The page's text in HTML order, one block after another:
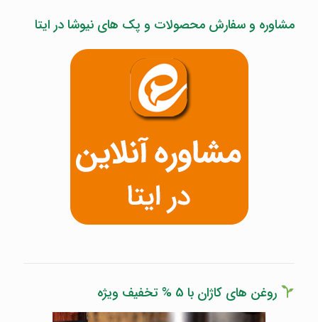
مشاوره و سفارش محصولات و پک های نیوشا در ایتا
روغن های کاژان با 5 % تخفیف ویژه